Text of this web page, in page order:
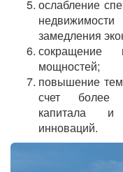
ослабление
замедления
сокращение
мощностей;
повышение
счет более
капитала и
инноваций.